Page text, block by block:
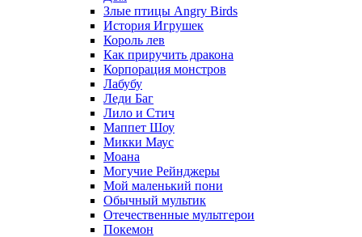
Злые птицы Angry Birds
История Игрушек
Король лев
Как приручить дракона
Корпорация монстров
Лабубу
Леди Баг
Лило и Стич
Маппет Шоу
Микки Маус
Моана
Могучие Рейнджеры
Мой маленький пони
Обычный мультик
Отечественные мультгерои
Покемон